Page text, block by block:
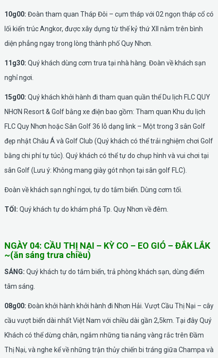
10g00: Đoàn tham quan Tháp Đôi – cụm tháp với 02 ngọn tháp cổ có
lối kiến trúc Angkor, được xây dựng từ thế kỷ thứ XII nằm trên bình
diện phẳng ngay trong lòng thành phố Quy Nhơn.
11g30: Quý khách dùng cơm trưa tại nhà hàng. Đoàn về khách sạn
nghỉ ngơi.
15g00: Quý khách khởi hành đi tham quan quần thể Du lịch FLC QUY
NHƠN Resort & Golf bằng xe điện bao gồm: Tham quan Khu du lịch
FLC Quy Nhơn hoặc Sân Golf 36 lỗ dạng link – Một trong 3 sân Golf
đẹp nhật Châu Á và Golf Club (Quý khách có thể trải nghiệm chơi Golf
bằng chi phí tự túc). Quý khách có thể tự do chụp hình và vui chơi tại
sân Golf (Lưu ý: Không mang giày gót nhọn tại sân golf FLC).
Đoàn về khách sạn nghỉ ngơi, tự do tắm biển. Dùng cơm tối.
TỐI: Quý khách tự do khám phá Tp. Quy Nhơn về đêm.
NGÀY 04: CẦU THỊ NẠI – KỲ CO – EO GIÓ – ĐẮK LẮK
~(ăn sáng trưa chiều)
SÁNG: Quý khách tự do tắm biển, trả phòng khách sạn, dùng điểm
tâm sáng.
08g00: Đoàn khởi hành khởi hành đi Nhơn Hải. Vượt Cầu Thị Nại – cây
cầu vượt biển dài nhất Việt Nam với chiều dài gần 2,5km. Tại đây Quý
Khách có thể dừng chân, ngắm những tia nắng vàng rắc trên Đầm
Thị Nại, và nghe kể về những trận thủy chiến bi tráng giữa Champa và